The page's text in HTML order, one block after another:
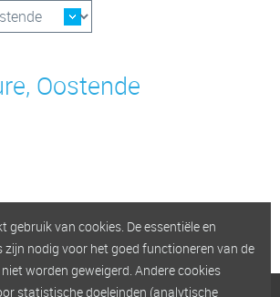
Oostende
gebruik van cookies. De essentiële en
zijn nodig voor het goed functioneren van de
worden geweigerd. Andere cookies
statistische doeleinden (analytische